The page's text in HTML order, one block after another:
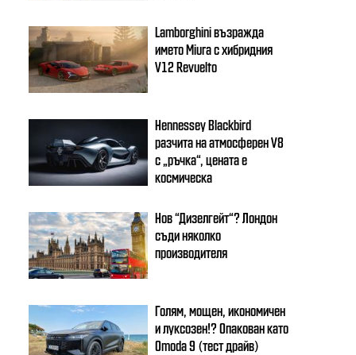
Lamborghini възражда
името Miura с хибридния
V12 Revuelto
Hennessey Blackbird
разчита на атмосферен V8
с „ръчка“, цената е
космическа
Нов “Дизелгейт“? Лондон
съди няколко
производителя
Голям, мощен, икономичен
и луксозен!? Опакован като
Omoda 9 (тест драйв)